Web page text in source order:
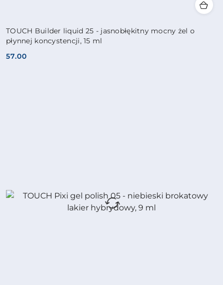
TOUCH Builder liquid 25 - jasnobłękitny mocny żel o
płynnej koncystencji, 15 ml
Cena:
57.00